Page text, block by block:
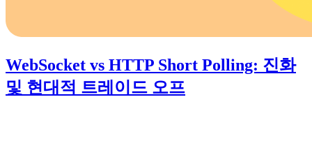
WebSocket vs HTTP Short Polling: 진화
및 현대적 트레이드 오프